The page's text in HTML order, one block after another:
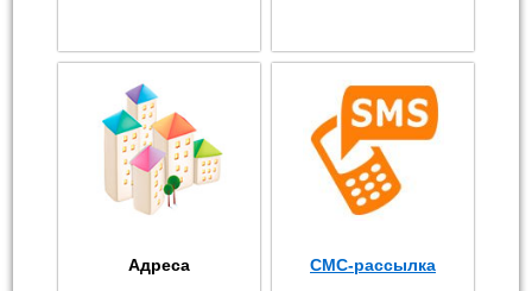
Адреса СМС-рассылка